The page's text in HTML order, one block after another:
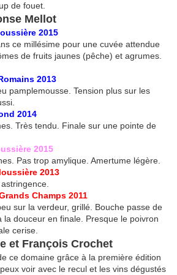
de fouet.
Mellot
2015
ce millésime pour une cuvée attendue
de fruits jaunes (pêche) et agrumes.
2013
pamplemousse. Tension plus sur les
2014
Très tendu. Finale sur une pointe de
2015
Pas trop amylique. Amertume légère.
2013
Champs 2011
sur la verdeur, grillé. Bouche passe de
la douceur en finale. Presque le poivron
cerise.
et François Crochet
ce domaine grâce à la première édition
voir avec le recul et les vins dégustés